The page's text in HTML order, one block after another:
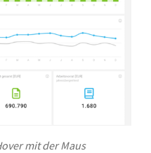
mit der Maus